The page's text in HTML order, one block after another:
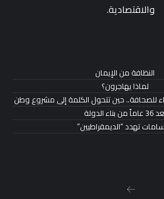
والاقتصادية.
النظافة من الإيمان
لماذا يهاجرون؟
للصحافة.. حين تتحول الكلمة إلى مشروع وطن
من بناء الدولة
تهدد “الديمقراطيين”